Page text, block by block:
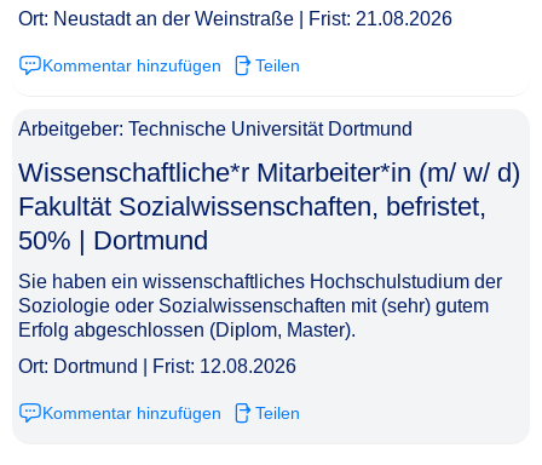
Ort: Neustadt an der Weinstraße | Frist: 21.08.2026
Kommentar hinzufügen Teilen
Arbeitgeber: Technische Universität Dortmund
Wissenschaftliche*r Mitarbeiter*in (m/ w/ d)
Fakultät Sozialwissenschaften, befristet,
50% | Dortmund​‌‌‌‌​‌​‌‌‌‌​‌‌‌​​​
Sie haben ein wissenschaftliches Hochschulstudium der
Soziologie oder Sozialwissenschaften mit (sehr) gutem
Erfolg abgeschlossen (Diplom, Master).
Ort: Dortmund | Frist: 12.08.2026
Kommentar hinzufügen Teilen